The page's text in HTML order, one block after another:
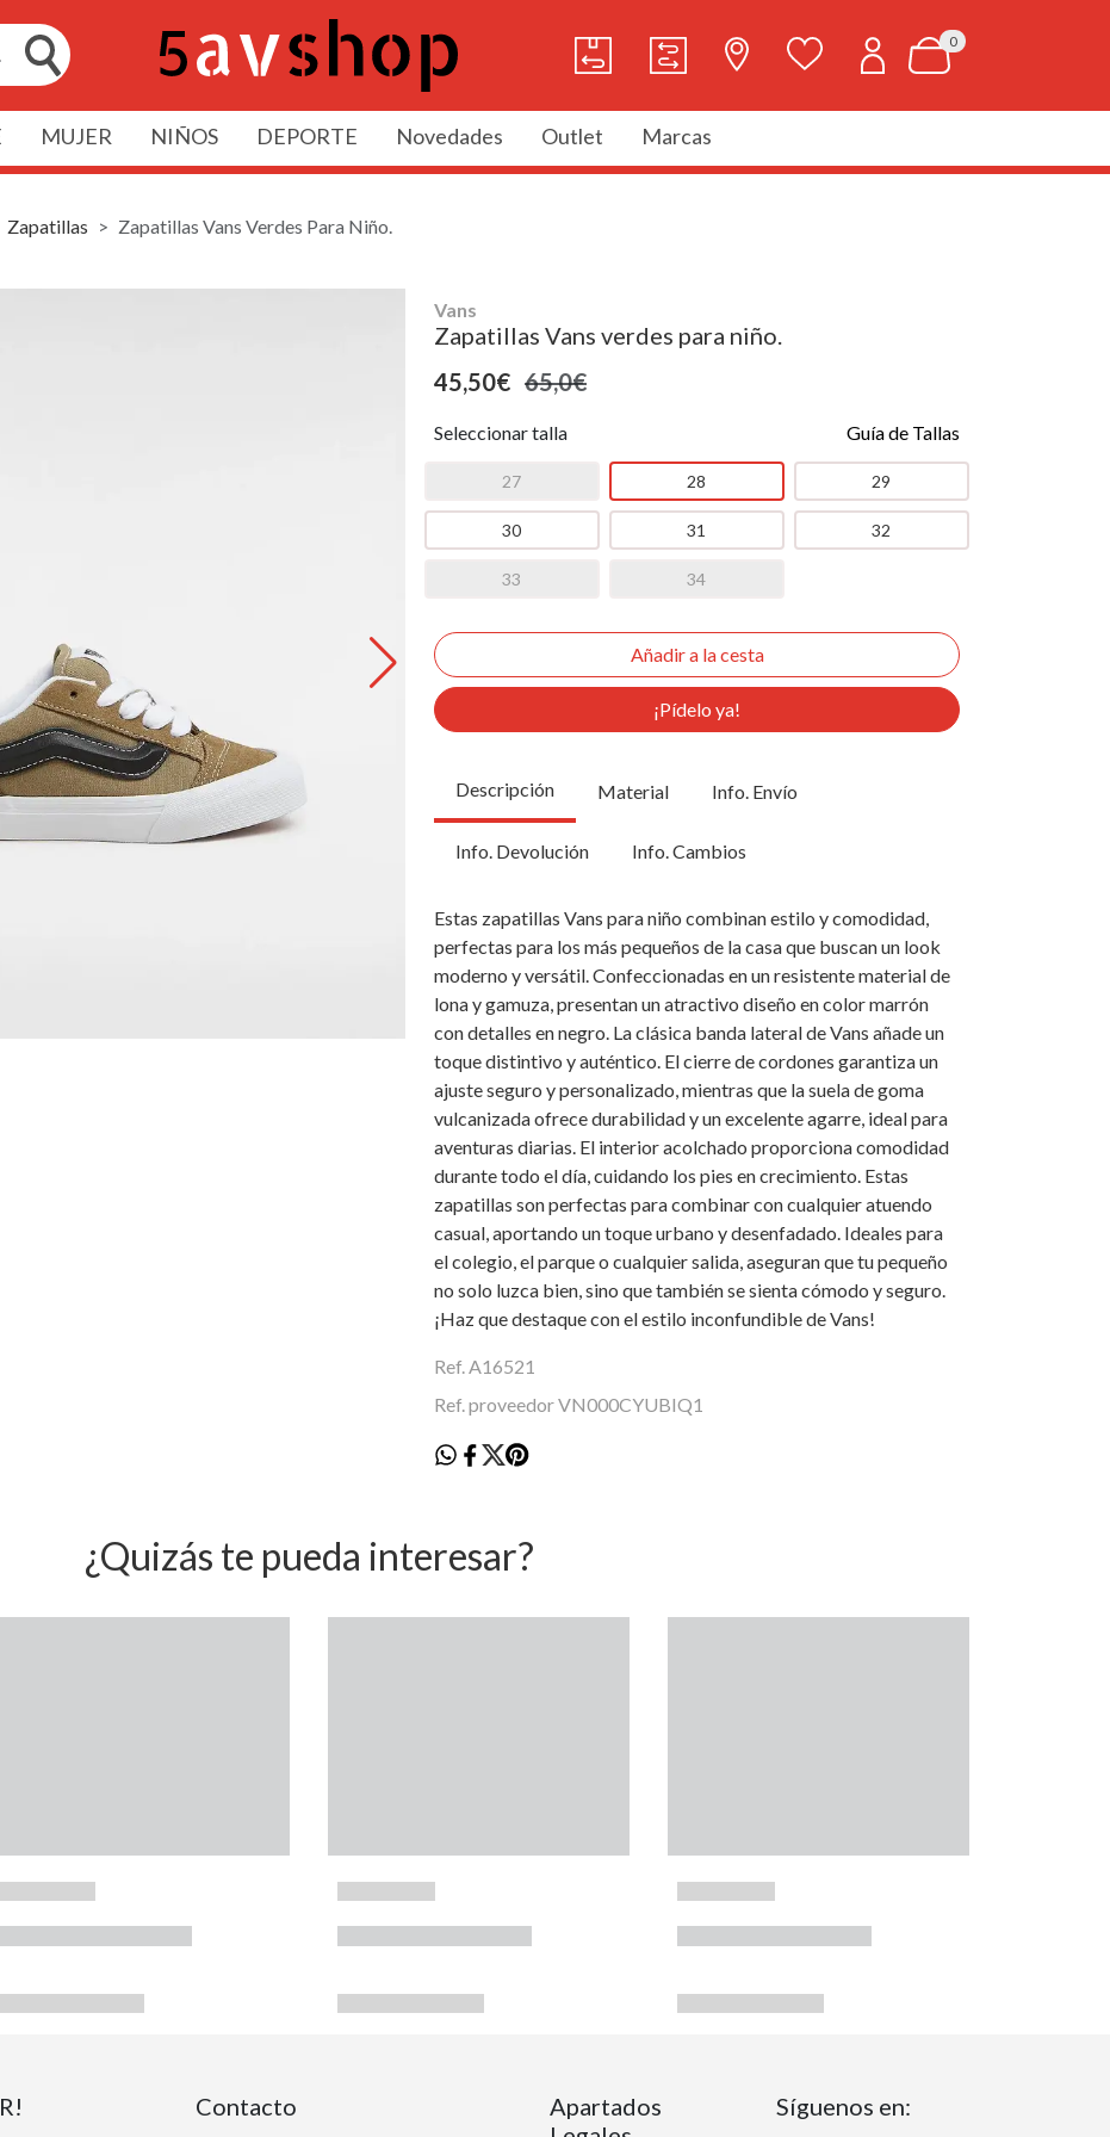
0
MUJER NIÑOS DEPORTE Novedades Outlet Marcas
Zapatillas Zapatillas Vans Verdes Para Niño.
Vans
Zapatillas Vans verdes para niño.
45,50€ 65,0€
Seleccionar talla Guía de Tallas
27 28 29
30 31 32
33 34
¡Pídelo ya!
Descripción Material Info. Envío
Info. Devolución Info. Cambios
Estas zapatillas Vans para niño combinan estilo y comodidad,
perfectas para los más pequeños de la casa que buscan un look
moderno y versátil. Confeccionadas en un resistente material de
lona y gamuza, presentan un atractivo diseño en color marrón
con detalles en negro. La clásica banda lateral de Vans añade un
toque distintivo y auténtico. El cierre de cordones garantiza un
ajuste seguro y personalizado, mientras que la suela de goma
vulcanizada ofrece durabilidad y un excelente agarre, ideal para
aventuras diarias. El interior acolchado proporciona comodidad
durante todo el día, cuidando los pies en crecimiento. Estas
zapatillas son perfectas para combinar con cualquier atuendo
casual, aportando un toque urbano y desenfadado. Ideales para
el colegio, el parque o cualquier salida, aseguran que tu pequeño
no solo luzca bien, sino que también se sienta cómodo y seguro.
¡Haz que destaque con el estilo inconfundible de Vans!
Ref. A16521
Ref. proveedor VN000CYUBIQ1
¿Quizás te pueda interesar?
Contacto
Apartados
Síguenos en: